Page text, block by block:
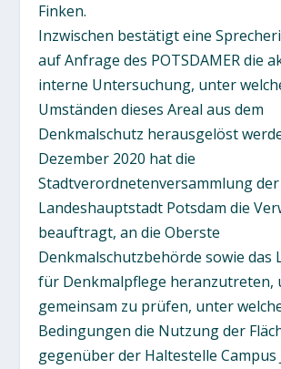
Finken.
Inzwischen bestätigt eine
auf Anfrage des POTSDAMER die
interne Untersuchung, unter
Umständen dieses Areal aus dem
Denkmalschutz herausgelöst
Dezember 2020 hat die
Stadtverordnetenversammlung der
Landeshauptstadt Potsdam die
beauftragt, an die Oberste
Denkmalschutzbehörde sowie das
für Denkmalpflege heranzutreten,
gemeinsam zu prüfen, unter
Bedingungen die Nutzung der
gegenüber der Haltestelle Campus